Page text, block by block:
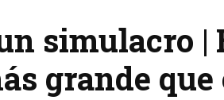
simulacro |
grande